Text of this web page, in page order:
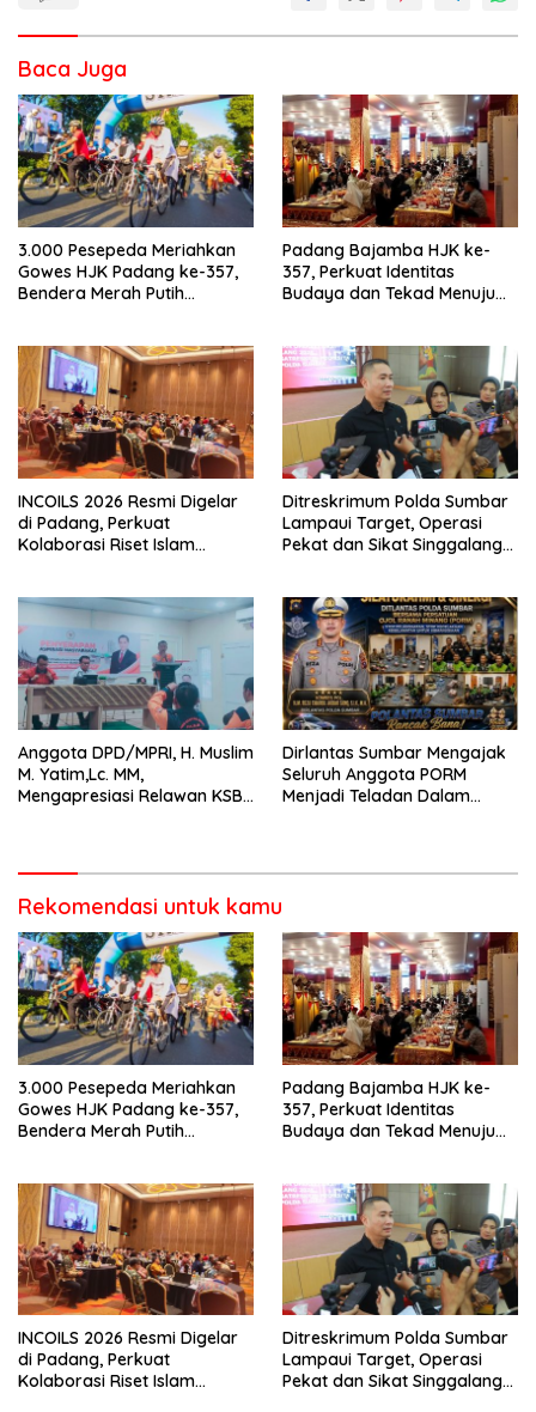
Baca Juga
3.000 Pesepeda Meriahkan
Gowes HJK Padang ke-357,
Bendera Merah Putih
Padang Bajamba HJK ke-
357, Perkuat Identitas
Budaya dan Tekad Menuju
INCOILS 2026 Resmi Digelar
di Padang, Perkuat
Kolaborasi Riset Islam
Ditreskrimum Polda Sumbar
Lampaui Target, Operasi
Pekat dan Sikat Singgalang
Anggota DPD/MPRI, H. Muslim
M. Yatim,Lc. MM,
Mengapresiasi Relawan KSB
Dirlantas Sumbar Mengajak
Seluruh Anggota PORM
Menjadi Teladan Dalam
Berkendara
Rekomendasi untuk kamu
3.000 Pesepeda Meriahkan
Gowes HJK Padang ke-357,
Bendera Merah Putih
Padang Bajamba HJK ke-
357, Perkuat Identitas
Budaya dan Tekad Menuju
INCOILS 2026 Resmi Digelar
di Padang, Perkuat
Kolaborasi Riset Islam
Ditreskrimum Polda Sumbar
Lampaui Target, Operasi
Pekat dan Sikat Singgalang